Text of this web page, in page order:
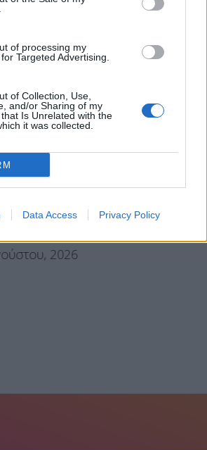
of processing my
Targeted Advertising.
of Collection, Use,
and/or Sharing of my
Is Unrelated with the
it was collected.
Data Access Privacy Policy
2026